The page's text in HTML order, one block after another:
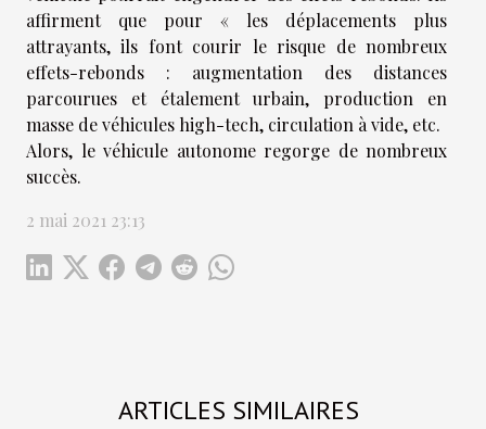
affirment que pour « les déplacements plus
attrayants, ils font courir le risque de nombreux
effets-rebonds : augmentation des distances
parcourues et étalement urbain, production en
masse de véhicules high-tech, circulation à vide, etc.
Alors, le véhicule autonome regorge de nombreux
succès.
2 mai 2021 23:13
ARTICLES SIMILAIRES